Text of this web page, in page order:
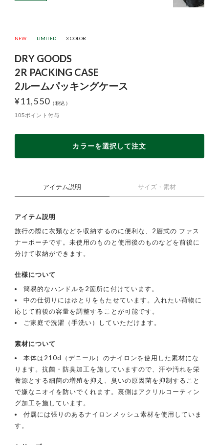
NEW LIMITED 3 COLOR
DRY GOODS
2R PACKING CASE
2ルームパッキングケース
¥11,550
105ポイント付与
カラーを選択して注文
アイテム説明 サイズ・素材
アイテム説明
旅行の際に衣類などを収納するのに便利な、2層式の ファス
ナーポーチです。未使用のものと使用後のものなどを前後に
分けて収納ができます。
仕様について
簡易的なハンドルを2箇所に付けています。
中の仕切りにはゆとりをもたせています。入れたい荷物に
応じて前後の容量を調整することが可能です。
ご家庭で洗濯（手洗い）していただけます。
素材について
本体は210d（デニール）のナイロンを使用した素材にな
ります。抗菌・防臭加工を施していますので、汗や汚れを栄
養源とする細菌の増殖を抑え、臭いの原因菌を抑制すること
で嫌なニオイを防いでくれます。裏側はアクリルコーティン
グ加工を施しています。
付属には張りのあるナイロンメッシュ素材を使用していま
す。